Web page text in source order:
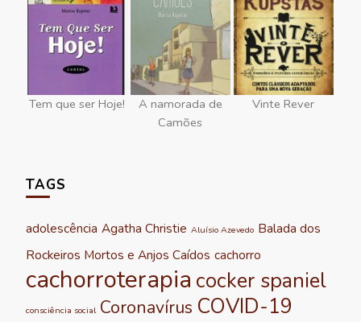
Tem que ser Hoje!
A namorada de
Camões
Vinte Rever
TAGS
adolescência Agatha Christie Aluísio Azevedo Balada dos
Rockeiros Mortos e Anjos Caídos cachorro
cachorroterapia cocker spaniel
consciência social Coronavírus COVID-19